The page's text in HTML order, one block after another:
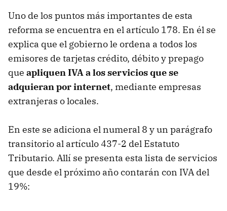
Uno de los puntos más importantes de esta
reforma se encuentra en el artículo 178. En él se
explica que el gobierno le ordena a todos los
emisores de tarjetas crédito, débito y prepago
que apliquen IVA a los servicios que se
adquieran por internet, mediante empresas
extranjeras o locales.
En este se adiciona el numeral 8 y un parágrafo
transitorio al artículo 437-2 del Estatuto
Tributario. Allí se presenta esta lista de servicios
que desde el próximo año contarán con IVA del
19%: